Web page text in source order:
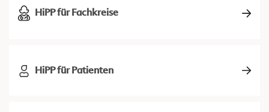
HiPP für Fachkreise
HiPP für Patienten